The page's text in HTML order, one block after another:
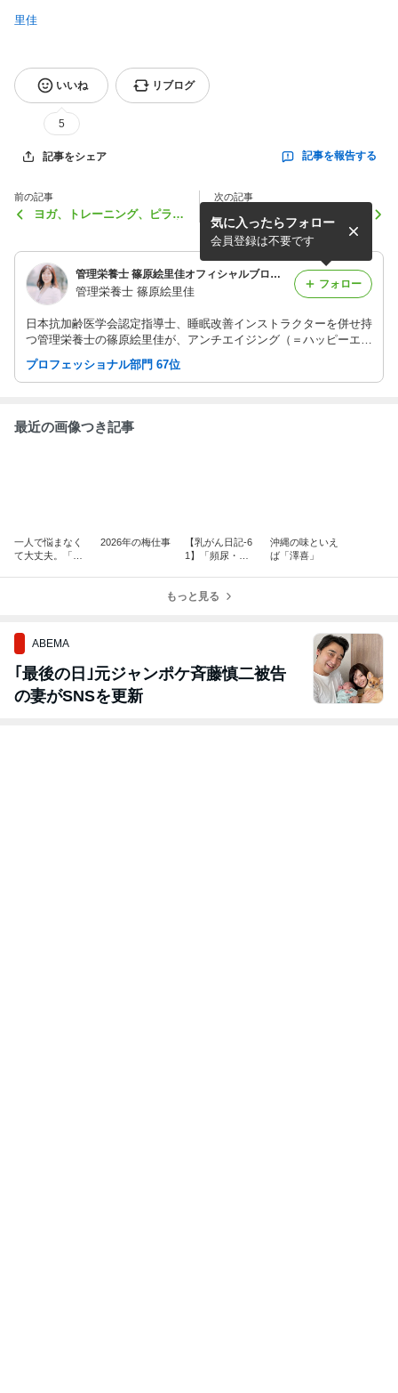
里佳
いいね
5
リブログ
記事をシェア 記事を報告する
前の記事
ヨガ、トレーニング、ピラテ
医と開催します
次の記事
【関東百貨店健康保険組
合】”けんぽだより”春号に
掲載いただきました
管理栄養士 篠原絵里佳オフィシャルブログ「食事と眠りで永遠に美しく」Powered by Ameba
管理栄養士 篠原絵里佳
日本抗加齢医学会認定指導士、睡眠改善インストラクターを併せ持
つ管理栄養士の篠原絵里佳が、アンチエイジング（＝ハッピーエイ
ジング）のための、食事・睡眠や、日々のあれこれをお届け中。
気に入ったらフォロー
会員登録は不要です
フォロー
プロフェッショナル部門 67位
最近の画像つき記事
一人で悩まなく
て大丈夫。「学
2026年の梅仕事
【乳がん日記-6
1】「頻尿・尿
沖縄の味といえ
ば「澤喜」
もっと見る
ABEMA
｢最後の日｣元ジャンポケ斉藤慎二被告
の妻がSNSを更新